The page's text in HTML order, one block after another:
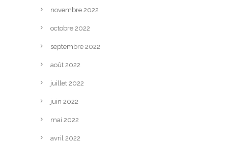
novembre 2022
octobre 2022
septembre 2022
août 2022
juillet 2022
juin 2022
mai 2022
avril 2022